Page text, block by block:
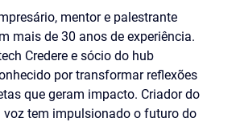
mentor e palestrante
mais de 30 anos de experiência.
Credere e sócio do hub
por transformar reflexões
que geram impacto. Criador do
voz tem impulsionado o futuro do